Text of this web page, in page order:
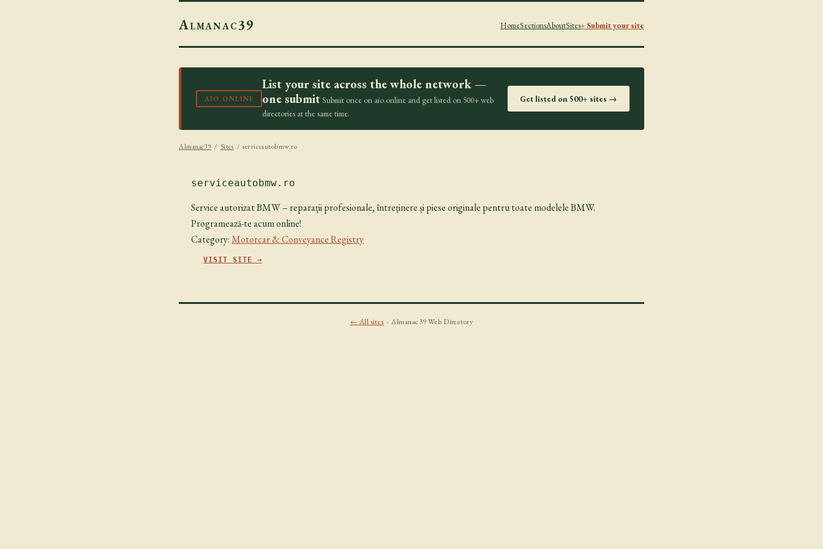
Almanac39 HomeSectionsAboutSites+ Submit your site
AIO.ONLINE
List your site across the whole network —
one submit Submit once on aio.online and get listed on 500+ web
directories at the same time.
Get listed on 500+ sites →
Almanac39 / Sites / serviceautobmw.ro
serviceautobmw.ro
Service autorizat BMW – reparații profesionale, întreținere și piese originale pentru toate modelele BMW.
Programează-te acum online!
Category:Motorcar & Conveyance Registry
VISIT SITE →
← All sites · Almanac39 Web Directory